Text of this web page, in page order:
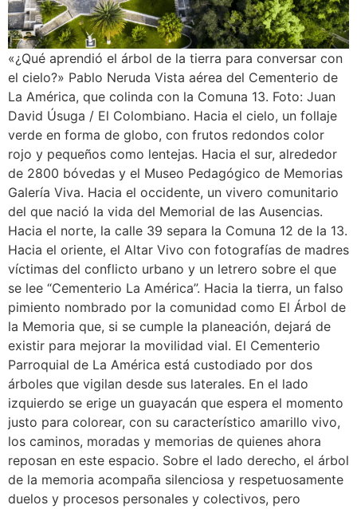
«¿Qué aprendió el árbol de la tierra para conversar con
el cielo?» Pablo Neruda Vista aérea del Cementerio de
La América, que colinda con la Comuna 13. Foto: Juan
David Úsuga / El Colombiano. Hacia el cielo, un follaje
verde en forma de globo, con frutos redondos color
rojo y pequeños como lentejas. Hacia el sur, alrededor
de 2800 bóvedas y el Museo Pedagógico de Memorias
Galería Viva. Hacia el occidente, un vivero comunitario
del que nació la vida del Memorial de las Ausencias.
Hacia el norte, la calle 39 separa la Comuna 12 de la 13.
Hacia el oriente, el Altar Vivo con fotografías de madres
víctimas del conflicto urbano y un letrero sobre el que
se lee “Cementerio La América”. Hacia la tierra, un falso
pimiento nombrado por la comunidad como El Árbol de
la Memoria que, si se cumple la planeación, dejará de
existir para mejorar la movilidad vial. El Cementerio
Parroquial de La América está custodiado por dos
árboles que vigilan desde sus laterales. En el lado
izquierdo se erige un guayacán que espera el momento
justo para colorear, con su característico amarillo vivo,
los caminos, moradas y memorias de quienes ahora
reposan en este espacio. Sobre el lado derecho, el árbol
de la memoria acompaña silenciosa y respetuosamente
duelos y procesos personales y colectivos, pero